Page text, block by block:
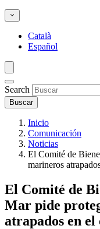
Català
Español
Search
Inicio
Comunicación
Noticias
El Comité de
marineros
El Comité de
Mar pide
atrapados en